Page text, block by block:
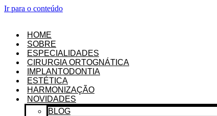
Ir para o conteúdo
HOME
SOBRE
ESPECIALIDADES
CIRURGIA ORTOGNÁTICA
IMPLANTODONTIA
ESTÉTICA
HARMONIZAÇÃO
NOVIDADES
BLOG